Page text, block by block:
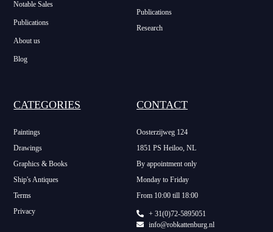
Notable Sales
Publications
About us
Blog
Publications
Research
CATEGORIES
Paintings
Drawings
Graphics & Books
Ship's Antiques
Terms
Privacy
CONTACT
Oosterzijweg 124
1851 PS Heiloo, NL
By appointment only
Monday to Friday
From 10:00 till 18:00
+ 31(0)72-5895051
info@robkattenburg.nl